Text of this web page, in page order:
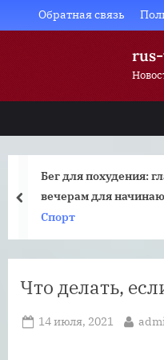
to
Обратная связь
Бег для похудения:
вечерам для
бега для быстрого
питание при
результаты с фото
Спорт
prev
Что делать,
Posted
14 июля, 2021 By